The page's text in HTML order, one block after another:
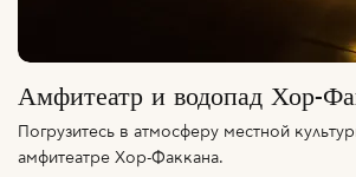
Амфитеатр и водопад Хор-
Погрузитесь в атмосферу местной
амфитеатре Хор-Факкана.